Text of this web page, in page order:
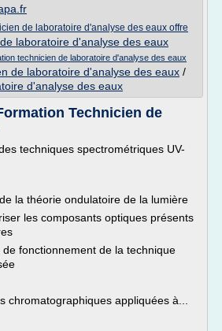
de laboratoire d'analyse des eaux offre
laboratoire d'analyse des eaux
technicien de laboratoire d'analyse des eaux
de laboratoire d'analyse des eaux /
d'analyse des eaux
Technicien de
techniques spectrométriques UV-
la théorie ondulatoire de la lumière
les composants optiques présents
fonctionnement de la technique
chromatographiques appliquées à...